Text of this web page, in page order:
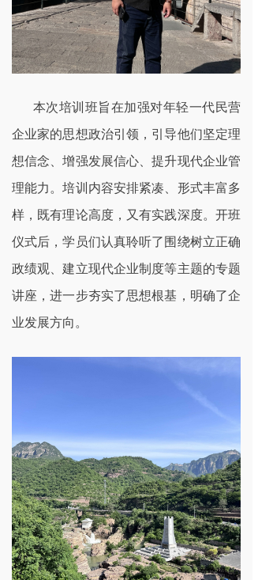
本次培训班旨在加强对年轻一代民营
企业家的思想政治引领，引导他们坚定理
想信念、增强发展信心、提升现代企业管
理能力。培训内容安排紧凑、形式丰富多
样，既有理论高度，又有实践深度。开班
仪式后，学员们认真聆听了围绕树立正确
政绩观、建立现代企业制度等主题的专题
讲座，进一步夯实了思想根基，明确了企
业发展方向。